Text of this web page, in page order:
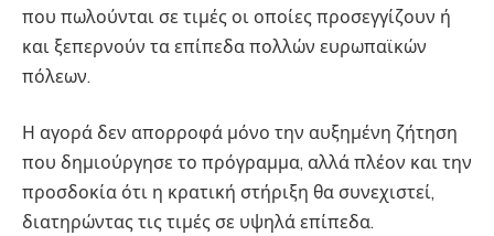
που πωλούνται σε τιμές οι οποίες προσεγγίζουν ή
και ξεπερνούν τα επίπεδα πολλών ευρωπαϊκών
πόλεων.
Η αγορά δεν απορροφά μόνο την αυξημένη ζήτηση
που δημιούργησε το πρόγραμμα, αλλά πλέον και την
προσδοκία ότι η κρατική στήριξη θα συνεχιστεί,
διατηρώντας τις τιμές σε υψηλά επίπεδα.